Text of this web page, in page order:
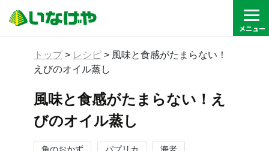
トップ > レシピ > 風味と食感がたまらない！
えびのオイル蒸し
風味と食感がたまらない！え
びのオイル蒸し